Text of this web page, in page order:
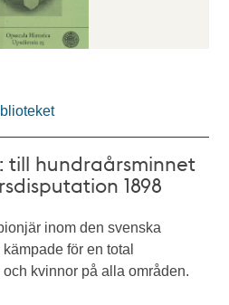
till hundraårsminnet
1898
inom den svenska
för en total
kvinnor på alla områden.